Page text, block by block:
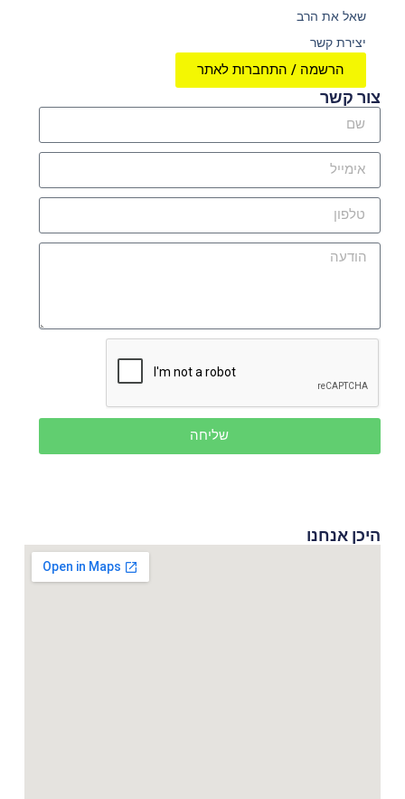
שאל את הרב
יצירת קשר
הרשמה / התחברות לאתר
צור קשר
שליחה
היכן אנחנו